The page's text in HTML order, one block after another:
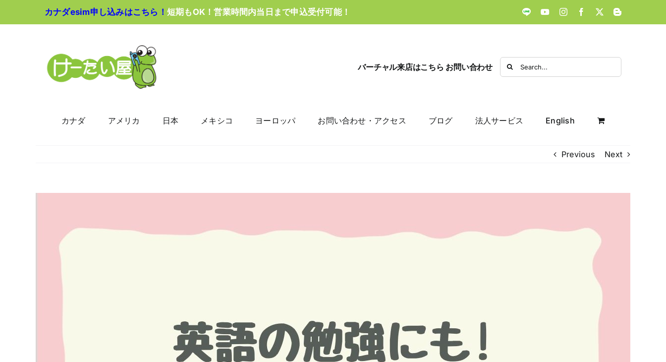
カナダesim申し込みはこちら！ 短期もOK！営業時間内当日まで申込受付可能！ LINE YouTubeInstagramFacebook
X Blogger
バーチャル来店はこちら お問い合わせ
Search
for:
カナダ アメリカ 日本 メキシコ ヨーロッパ お問い合わせ・アクセス ブログ 法人サービス English
Previous Next